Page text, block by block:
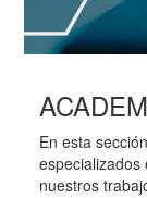
En esta
nuestros